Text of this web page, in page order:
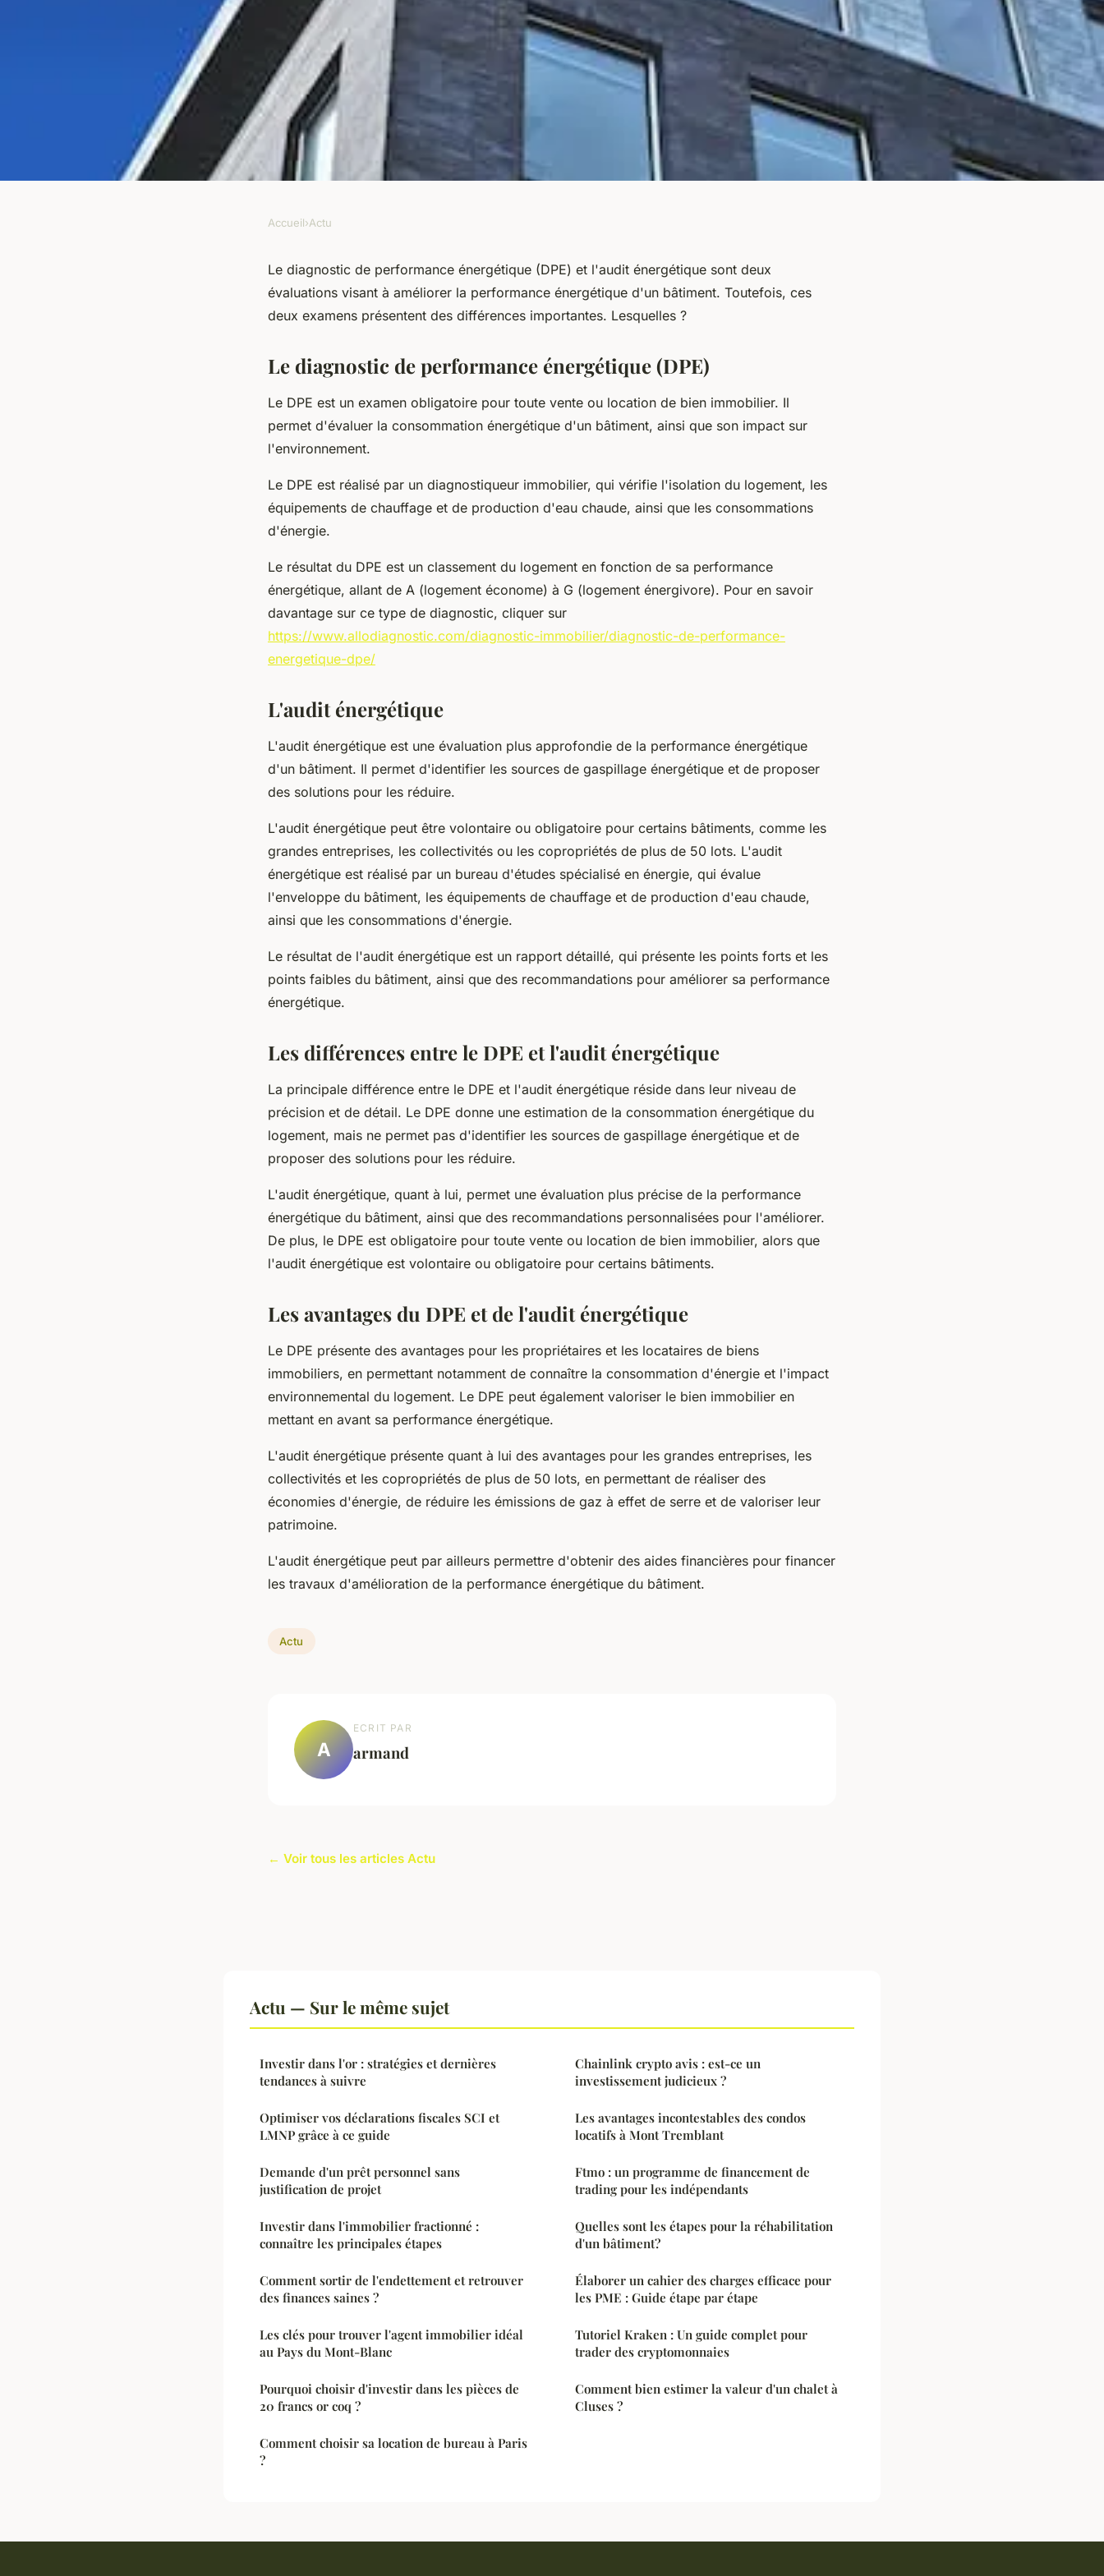
La différence entre un diagnostic de
performance énergétique et un audit
Accueil›Actu
Le diagnostic de performance énergétique (DPE) et l'audit énergétique sont deux
évaluations visant à améliorer la performance énergétique d'un bâtiment. Toutefois, ces
deux examens présentent des différences importantes. Lesquelles ?
Le diagnostic de performance énergétique (DPE)
Le DPE est un examen obligatoire pour toute vente ou location de bien immobilier. Il
permet d'évaluer la consommation énergétique d'un bâtiment, ainsi que son impact sur
l'environnement.
Le DPE est réalisé par un diagnostiqueur immobilier, qui vérifie l'isolation du logement, les
équipements de chauffage et de production d'eau chaude, ainsi que les consommations
d'énergie.
Le résultat du DPE est un classement du logement en fonction de sa performance
énergétique, allant de A (logement économe) à G (logement énergivore). Pour en savoir
davantage sur ce type de diagnostic, cliquer sur
https://www.allodiagnostic.com/diagnostic-immobilier/diagnostic-de-performance-
energetique-dpe/
L'audit énergétique
L'audit énergétique est une évaluation plus approfondie de la performance énergétique
d'un bâtiment. Il permet d'identifier les sources de gaspillage énergétique et de proposer
des solutions pour les réduire.
L'audit énergétique peut être volontaire ou obligatoire pour certains bâtiments, comme les
grandes entreprises, les collectivités ou les copropriétés de plus de 50 lots. L'audit
énergétique est réalisé par un bureau d'études spécialisé en énergie, qui évalue
l'enveloppe du bâtiment, les équipements de chauffage et de production d'eau chaude,
ainsi que les consommations d'énergie.
Le résultat de l'audit énergétique est un rapport détaillé, qui présente les points forts et les
points faibles du bâtiment, ainsi que des recommandations pour améliorer sa performance
énergétique.
Les différences entre le DPE et l'audit énergétique
La principale différence entre le DPE et l'audit énergétique réside dans leur niveau de
précision et de détail. Le DPE donne une estimation de la consommation énergétique du
logement, mais ne permet pas d'identifier les sources de gaspillage énergétique et de
proposer des solutions pour les réduire.
L'audit énergétique, quant à lui, permet une évaluation plus précise de la performance
énergétique du bâtiment, ainsi que des recommandations personnalisées pour l'améliorer.
De plus, le DPE est obligatoire pour toute vente ou location de bien immobilier, alors que
l'audit énergétique est volontaire ou obligatoire pour certains bâtiments.
Les avantages du DPE et de l'audit énergétique
Le DPE présente des avantages pour les propriétaires et les locataires de biens
immobiliers, en permettant notamment de connaître la consommation d'énergie et l'impact
environnemental du logement. Le DPE peut également valoriser le bien immobilier en
mettant en avant sa performance énergétique.
L'audit énergétique présente quant à lui des avantages pour les grandes entreprises, les
collectivités et les copropriétés de plus de 50 lots, en permettant de réaliser des
économies d'énergie, de réduire les émissions de gaz à effet de serre et de valoriser leur
patrimoine.
L'audit énergétique peut par ailleurs permettre d'obtenir des aides financières pour financer
les travaux d'amélioration de la performance énergétique du bâtiment.
Actu
A
ECRIT PAR
armand
← Voir tous les articles Actu
Actu — Sur le même sujet
Investir dans l'or : stratégies et dernières
tendances à suivre
Optimiser vos déclarations fiscales SCI et
LMNP grâce à ce guide
Demande d'un prêt personnel sans
justification de projet
Investir dans l'immobilier fractionné :
connaître les principales étapes
Comment sortir de l'endettement et retrouver
des finances saines ?
Les clés pour trouver l'agent immobilier idéal
au Pays du Mont-Blanc
Pourquoi choisir d'investir dans les pièces de
20 francs or coq ?
Comment choisir sa location de bureau à Paris
?
Chainlink crypto avis : est-ce un
investissement judicieux ?
Les avantages incontestables des condos
locatifs à Mont Tremblant
Ftmo : un programme de financement de
trading pour les indépendants
Quelles sont les étapes pour la réhabilitation
d'un bâtiment?
Élaborer un cahier des charges efficace pour
les PME : Guide étape par étape
Tutoriel Kraken : Un guide complet pour
trader des cryptomonnaies
Comment bien estimer la valeur d'un chalet à
Cluses ?